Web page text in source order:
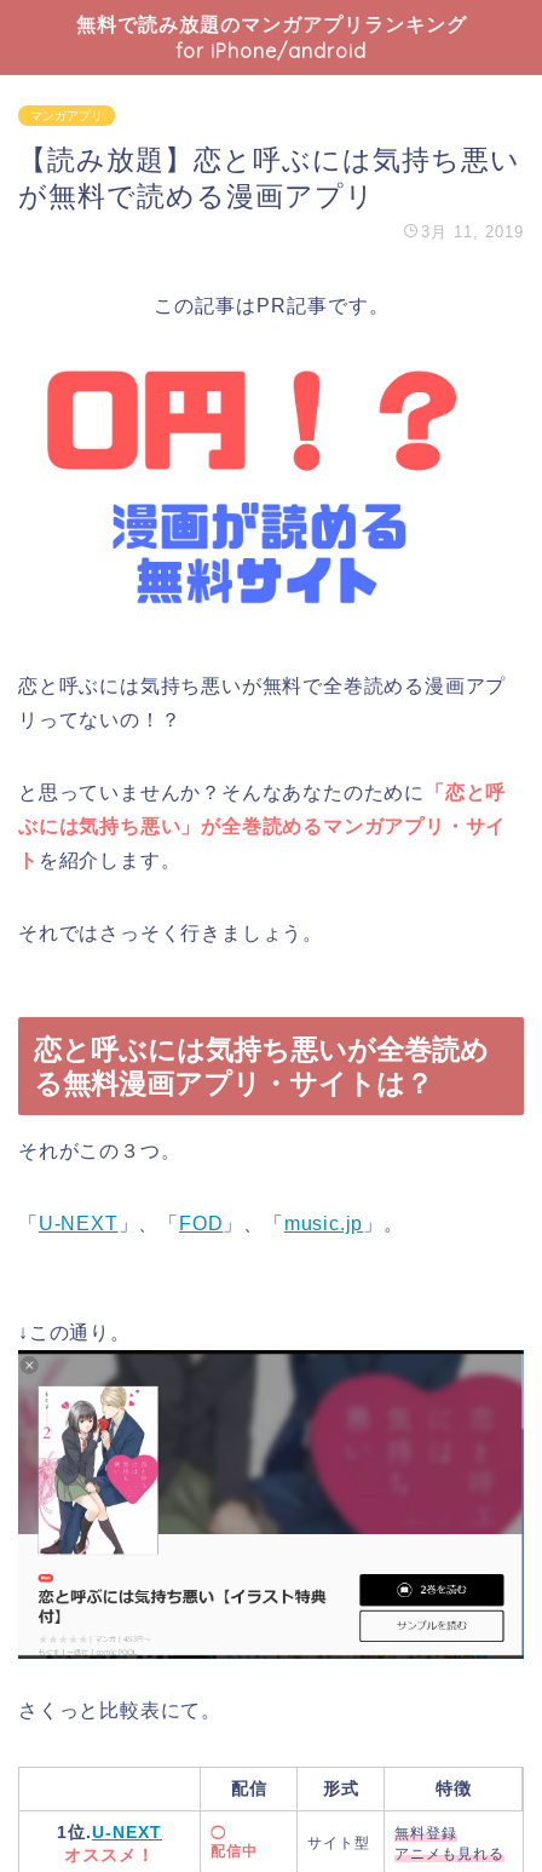
無料で読み放題のマンガアプリランキング
for iPhone/android
マンガアプリ
【読み放題】恋と呼ぶには気持ち悪い
が無料で読める漫画アプリ
3月 11, 2019
この記事はPR記事です。
恋と呼ぶには気持ち悪いが無料で全巻読める漫画アプ
リってないの！？
と思っていませんか？そんなあなたのために
「恋と呼
ぶには気持ち悪い」が全巻読めるマンガアプリ・サイ
ト を紹介します。
それではさっそく行きましょう。
恋と呼ぶには気持ち悪いが全巻読め
る無料漫画アプリ・サイトは？
それがこの３つ。
「 U-NEXT 」、「 FOD 」、「 music.jp 」。
↓この通り。
さくっと比較表にて。
配信 形式 特徴
1位.U-NEXT
オススメ！
◯
配信中
サイト型
無料登録
アニメも見れる